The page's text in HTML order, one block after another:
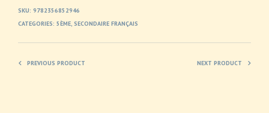
SKU: 9782356852946
CATEGORIES: 5ÈME, SECONDAIRE FRANÇAIS
PREVIOUS PRODUCT NEXT PRODUCT